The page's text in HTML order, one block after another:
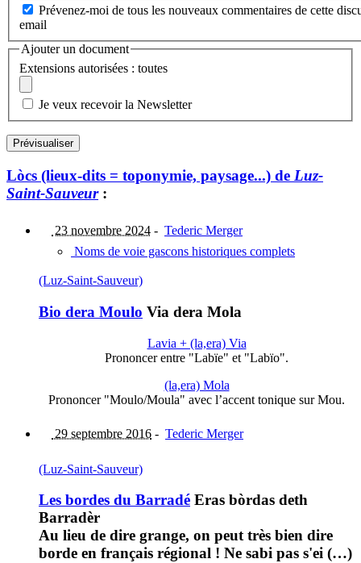
Prévenez-moi de tous les nouveaux commentaires de cette
email
Ajouter un document
Extensions autorisées : toutes
Je veux recevoir la Newsletter
Lòcs (lieux-dits = toponymie, paysage...) de Luz-
Saint-Sauveur:
23 novembre 2024 - Tederic Merger
Noms de voie gascons historiques complets
(Luz-Saint-Sauveur)
Bio dera Moulo Via dera Mola
Lavia + (la,era) Via
Prononcer entre "Labïe" et "Labïo".
(la,era) Mola
Prononcer "Moulo/Moula" avec l’accent tonique sur Mou.
29 septembre 2016 - Tederic Merger
(Luz-Saint-Sauveur)
Les bordes du Barradé Eras bòrdas deth
Barradèr
Au lieu de dire grange, on peut très bien dire
borde en français régional ! Ne sabi pas s'ei (…)